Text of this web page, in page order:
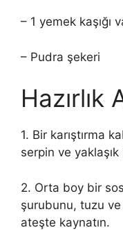
– 1 yemek kaşığı
– Pudra şekeri
Hazırlık
1. Bir karıştırma
serpin ve
2. Orta boy bir
şurubunu, tuzu ve
ateşte kaynatın.